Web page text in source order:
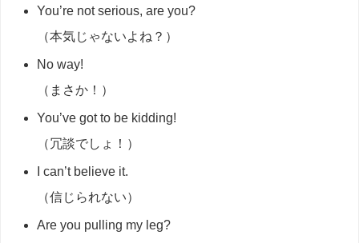
You’re not serious, are you?
（本気じゃないよね？）
No way!
（まさか！）
You’ve got to be kidding!
（冗談でしょ！）
I can’t believe it.
（信じられない）
Are you pulling my leg?